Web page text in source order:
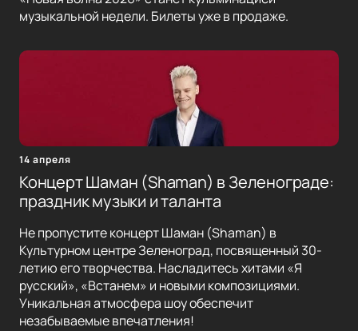
музыкальной недели. Билеты уже в продаже.
14 апреля
Концерт Шаман (Shaman) в Зеленограде:
праздник музыки и таланта
Не пропустите концерт Шаман (Shaman) в
Культурном центре Зеленоград, посвященный 30-
летию его творчества. Насладитесь хитами «Я
русский», «Встанем» и новыми композициями.
Уникальная атмосфера шоу обеспечит
незабываемые впечатления!